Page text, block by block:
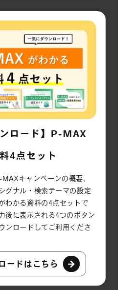
ンロード】P-MAX
4点セット
キャンペーンの概要、
グナル・検索テーマの設定
わかる資料の4点セットで
後に表示される4つのボタン
ンロードしてご利用くださ
ードはこちら